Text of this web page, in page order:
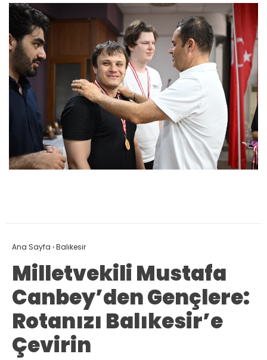
Ana Sayfa ›Balıkesir
Milletvekili Mustafa
Canbey’den Gençlere:
Rotanızı Balıkesir’e
Çevirin